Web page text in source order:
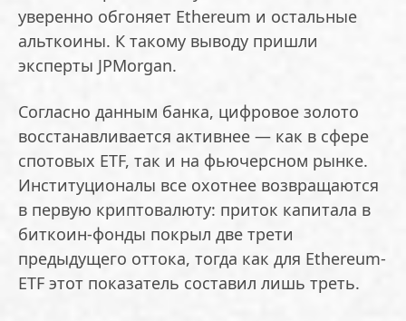
уверенно обгоняет Ethereum и остальные
альткоины. К такому выводу пришли
эксперты JPMorgan.
Согласно данным банка, цифровое золото
восстанавливается активнее — как в сфере
спотовых ETF, так и на фьючерсном рынке.
Институционалы все охотнее возвращаются
в первую криптовалюту: приток капитала в
биткоин-фонды покрыл две трети
предыдущего оттока, тогда как для Ethereum-
ETF этот показатель составил лишь треть.